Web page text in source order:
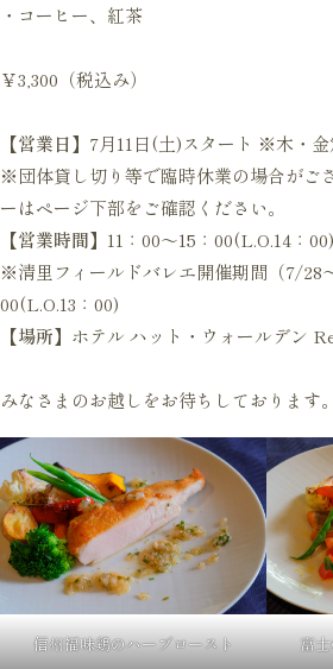
・コーヒー、紅茶
￥3,300（税込み）
【営業日】 7月11日(土)スタート ※木・
※団体貸し切り等で臨時休業の場合がご
ーはページ下部をご確認ください。
【営業時間】 11：00〜15：00(L.O.14：00)
※清里フィールドバレエ開催期間（7/28
00(L.O.13：00)
【場所】 ホテル ハット・ウォールデン
みなさまのお越しをお待ちしております。
信州福味鶏のハーブロースト 富